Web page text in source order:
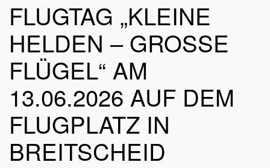
FLUGTAG „KLEINE
HELDEN – GROSSE F
LÜGEL“ AM 1
3.06.2026 AUF DEM F
LUGPLATZ IN B
REITSCHEID